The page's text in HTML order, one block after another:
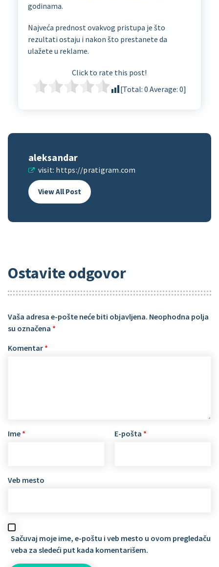
godinama.
Najveća prednost ovakvog pristupa je što
rezultati ostaju i nakon što prestanete da
ulažete u reklame.
Click to rate this post!
[Total:0 Average:0]
aleksandar
visit: https://pratigram.com
View All Post
Ostavite odgovor
Vaša adresa e-pošte neće biti objavljena. Neophodna polja
su označena *
Komentar *
Ime * E-pošta *
Veb mesto
Sačuvaj moje ime, e-poštu i veb mesto u ovom pregledaču
veba za sledeći put kada komentarišem.